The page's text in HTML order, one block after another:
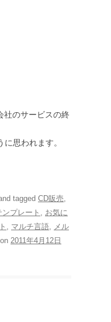
社のサービスの終
思われます。
tagged CD販売,
プレート , お気に
, マルチ言語, メル
on 2011年4月12日